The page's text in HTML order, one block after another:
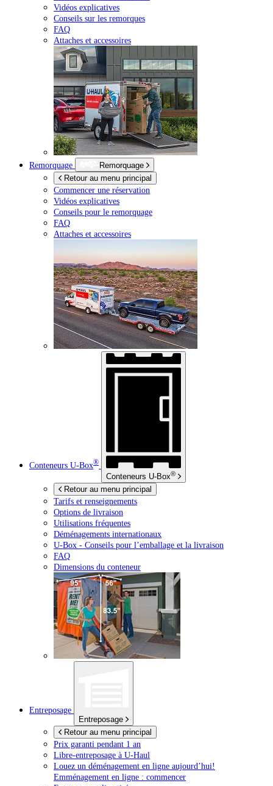
Vidéos explicatives
Conseils sur les remorques
FAQ
Attaches et accessoires
Remorquage
Remorquage
Retour au menu principal
Commencer une réservation
Vidéos explicatives
Conseils pour le remorquage
FAQ
Attaches et accessoires
Conteneurs U-Box®
Conteneurs U-Box®
Retour au menu principal
Tarifs et renseignements
Options de livraison
Utilisations fréquentes
Déménagements internationaux
U-Box - Conseils pour l’emballage et la livraison
FAQ
Dimensions du conteneur
Entreposage
Entreposage
Retour au menu principal
Prix garanti pendant 1 an
Libre-entreposage à U-Haul
Louez un déménagement en ligne aujourd’hui!
Emménagement en ligne : commencer